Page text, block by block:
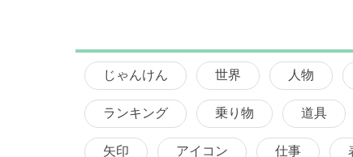
じゃんけん 世界 人物
ランキング 乗り物 道具
矢印 アイコン 仕事